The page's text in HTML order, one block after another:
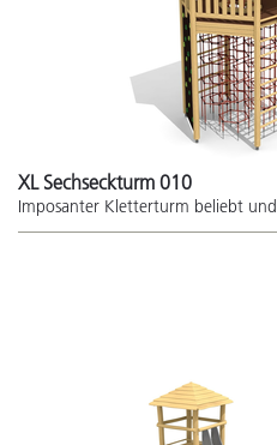
XL Sechseckturm 010
Imposanter Kletterturm beliebt